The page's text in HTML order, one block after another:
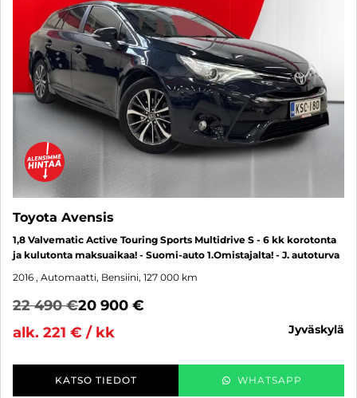
Toyota Avensis
1,8 Valvematic Active Touring Sports Multidrive S - 6 kk korotonta
ja kulutonta maksuaikaa! - Suomi-auto 1.Omistajalta! - J. autoturva
2016 , Automaatti, Bensiini, 127 000 km
22 490 €20 900 €
alk. 221 € / kk
jyväskylä
KATSO TIEDOT WHATSAPP